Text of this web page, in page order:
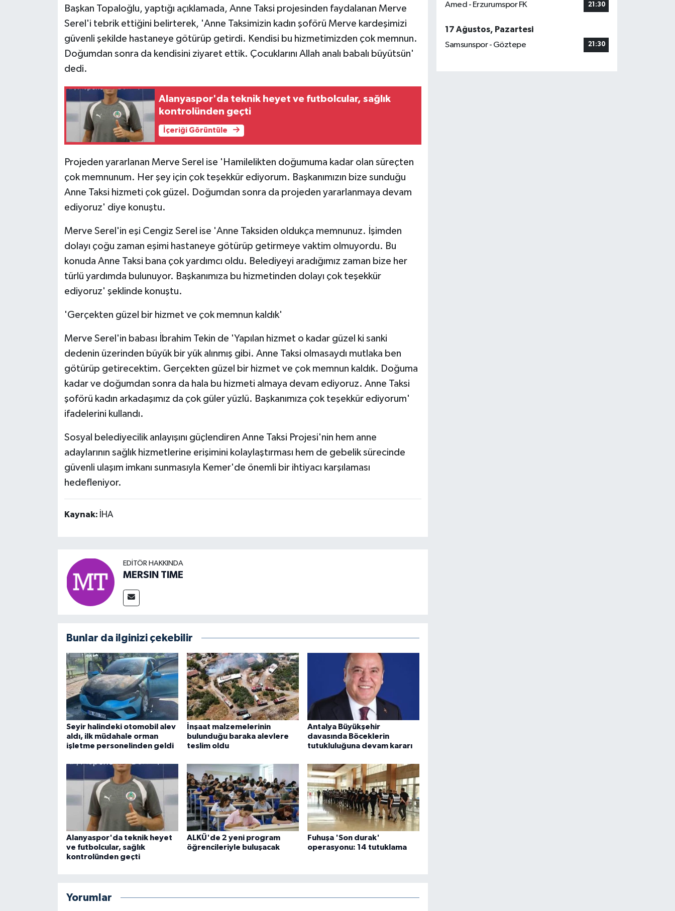
Başkan Topaloğlu, yaptığı açıklamada, Anne Taksi projesinden faydalanan Merve
Serel'i tebrik ettiğini belirterek, 'Anne Taksimizin kadın şoförü Merve kardeşimizi
güvenli şekilde hastaneye götürüp getirdi. Kendisi bu hizmetimizden çok memnun.
Doğumdan sonra da kendisini ziyaret ettik. Çocuklarını Allah analı babalı büyütsün'
dedi.
Alanyaspor'da teknik heyet ve futbolcular, sağlık
kontrolünden geçti
İçeriği Görüntüle
Projeden yararlanan Merve Serel ise 'Hamilelikten doğumuma kadar olan süreçten
çok memnunum. Her şey için çok teşekkür ediyorum. Başkanımızın bize sunduğu
Anne Taksi hizmeti çok güzel. Doğumdan sonra da projeden yararlanmaya devam
ediyoruz' diye konuştu.
Merve Serel'in eşi Cengiz Serel ise 'Anne Taksiden oldukça memnunuz. İşimden
dolayı çoğu zaman eşimi hastaneye götürüp getirmeye vaktim olmuyordu. Bu
konuda Anne Taksi bana çok yardımcı oldu. Belediyeyi aradığımız zaman bize her
türlü yardımda bulunuyor. Başkanımıza bu hizmetinden dolayı çok teşekkür
ediyoruz' şeklinde konuştu.
'Gerçekten güzel bir hizmet ve çok memnun kaldık'
Merve Serel'in babası İbrahim Tekin de 'Yapılan hizmet o kadar güzel ki sanki
dedenin üzerinden büyük bir yük alınmış gibi. Anne Taksi olmasaydı mutlaka ben
götürüp getirecektim. Gerçekten güzel bir hizmet ve çok memnun kaldık. Doğuma
kadar ve doğumdan sonra da hala bu hizmeti almaya devam ediyoruz. Anne Taksi
şoförü kadın arkadaşımız da çok güler yüzlü. Başkanımıza çok teşekkür ediyorum'
ifadelerini kullandı.
Sosyal belediyecilik anlayışını güçlendiren Anne Taksi Projesi'nin hem anne
adaylarının sağlık hizmetlerine erişimini kolaylaştırması hem de gebelik sürecinde
güvenli ulaşım imkanı sunmasıyla Kemer'de önemli bir ihtiyacı karşılaması
hedefleniyor.
Kaynak: İHA
EDITÖR HAKKINDA
MERSIN TIME
Bunlar da ilginizi çekebilir
Seyir halindeki otomobil alev
aldı, ilk müdahale orman
işletme personelinden geldi
İnşaat malzemelerinin
bulunduğu baraka alevlere
teslim oldu
Antalya Büyükşehir
davasında Böceklerin
tutukluluğuna devam kararı
Alanyaspor'da teknik heyet
ve futbolcular, sağlık
kontrolünden geçti
ALKÜ'de 2 yeni program
öğrencileriyle buluşacak
Fuhuşa 'Son durak'
operasyonu: 14 tutuklama
Yorumlar
Amed - Erzurumspor FK 21:30
17 Ağustos, Pazartesi
Samsunspor - Göztepe
21:30